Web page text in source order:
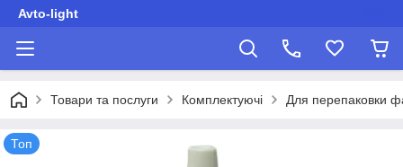
Avto-light
Товари та послуги Комплектуючі Для перепаковки
Топ